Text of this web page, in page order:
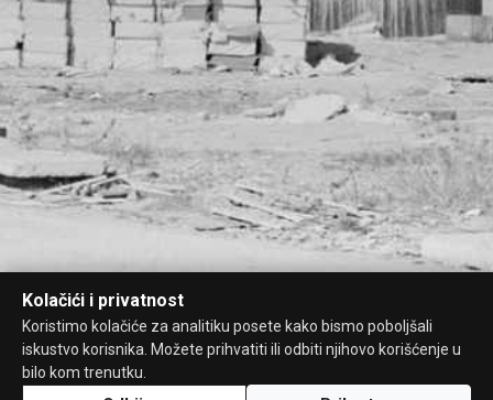
Kolačići i privatnost
Koristimo kolačiće za analitiku posete kako bismo poboljšali
iskustvo korisnika. Možete prihvatiti ili odbiti njihovo korišćenje u
bilo kom trenutku.